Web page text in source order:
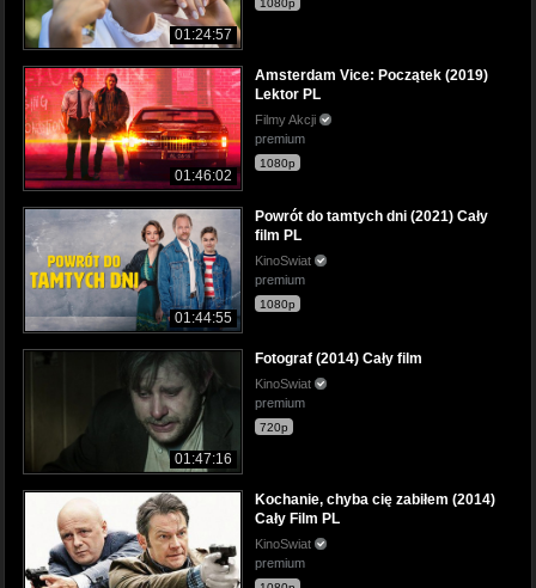
01:24:57
1080p
01:46:02
Amsterdam Vice: Początek (2019)
Lektor PL
Filmy Akcji
premium
1080p
01:44:55
Powrót do tamtych dni (2021) Cały
film PL
KinoSwiat
premium
1080p
01:47:16
Fotograf (2014) Cały film
KinoSwiat
premium
720p
Kochanie, chyba cię zabiłem (2014)
Cały Film PL
KinoSwiat
premium